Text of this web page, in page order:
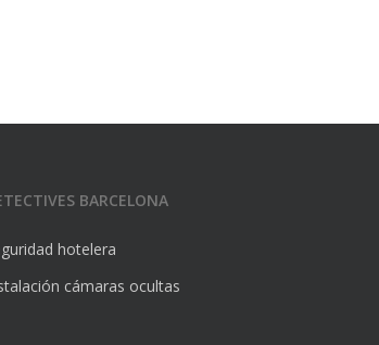
BARCELONA
hotelera
cámaras ocultas